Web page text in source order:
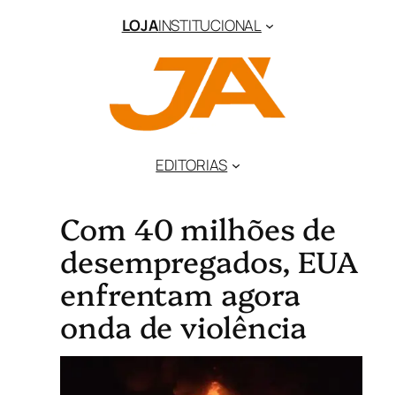
LOJAINSTITUCIONAL
EDITORIAS
Com 40 milhões de
desempregados, EUA
enfrentam agora
onda de violência